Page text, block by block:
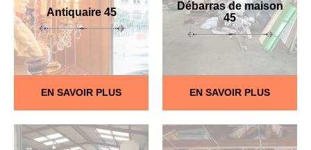
Antiquaire 45
EN SAVOIR PLUS
Débarras de maison
45
EN SAVOIR PLUS